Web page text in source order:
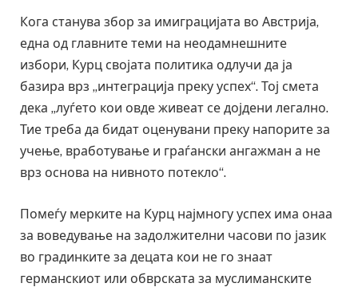
Кога станува збор за имиграцијата во Австрија,
една од главните теми на неодамнешните
избори, Курц својата политика одлучи да ја
базира врз „интеграција преку успех“. Тој смета
дека „луѓето кои овде живеат се дојдени легално.
Тие треба да бидат оценувани преку напорите за
учење, вработување и граѓански ангажман а не
врз основа на нивното потекло“.
Помеѓу мерките на Курц најмногу успех има онаа
за воведување на задолжителни часови по јазик
во градинките за децата кои не го знаат
германскиот или обврската за муслиманските